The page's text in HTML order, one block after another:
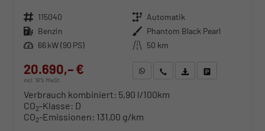
Fahrzeugnr. 115040 Getriebe Automatik
Kraftstoff Benzin Außenfarbe Phantom Black Pearl
Leistung 66 kW (90 PS) Kilometerstand 50 km
20.690,– €
incl. 19% MwSt.
WhatsApp anfragen
Wir rufen Sie anFahrzeugexposé (PDF)
Verbrauch kombiniert: 5,90 l/100km
CO2-Klasse: D
CO2-Emissionen: 131,00 g/km